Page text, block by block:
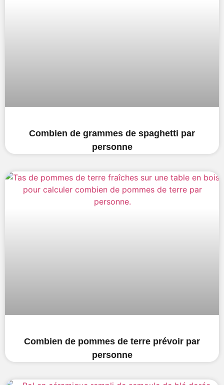
Combien de grammes de spaghetti par
personne
Combien de pommes de terre prévoir par
personne